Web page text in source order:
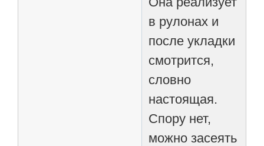
в рулонах и
после укладки
смотрится,
словно
настоящая.
Спору нет,
можно засеять